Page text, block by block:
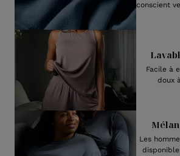
conscient
Facile à
doux
Les